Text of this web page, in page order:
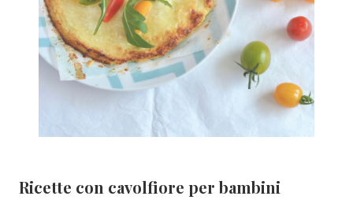
Ricette con cavolfiore per bambini